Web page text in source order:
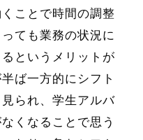
ことで時間の調整
ても業務の状況に
というメリットが
ば一方的にシフト
られ、学生アルバ
くなることで思う